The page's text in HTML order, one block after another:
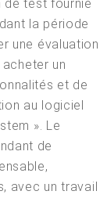
de test fournie
la période
une évaluation
un
et de
au logiciel
». Le
de
avec un travail